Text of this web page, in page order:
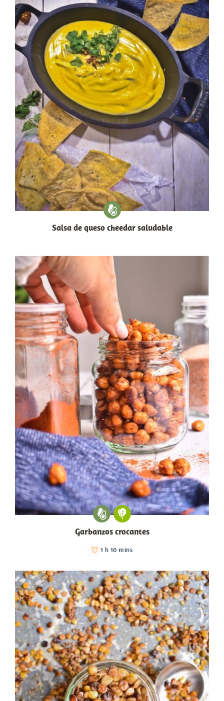
Salsa de queso cheedar saludable
Garbanzos crocantes
1 h 10 mins